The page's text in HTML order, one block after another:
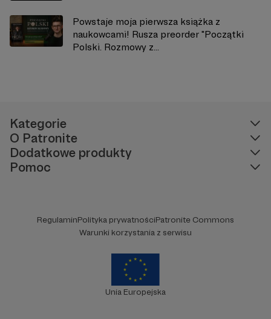
Powstaje moja pierwsza książka z
naukowcami! Rusza preorder "Początki
Polski. Rozmowy z...
Kategorie
O Patronite
Dodatkowe produkty
Pomoc
RegulaminPolityka prywatnościPatronite Commons
Warunki korzystania z serwisu
Unia Europejska